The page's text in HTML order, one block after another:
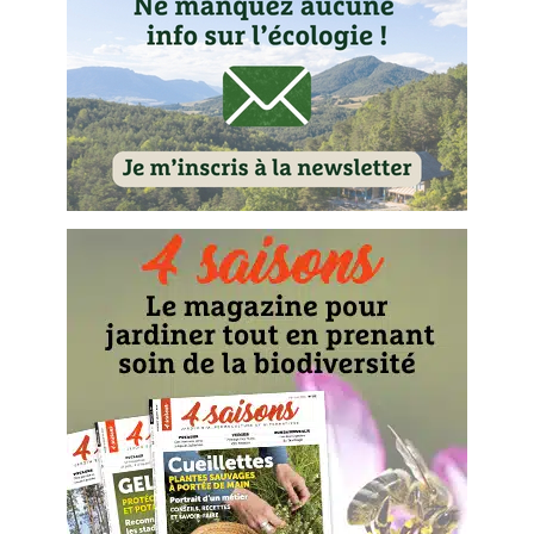
Carnets de saison
Dossier4 saisons
Actualités
Vidéos et podcasts
Conseils vidéo des4 saisons
Secrets d’abonné
Tous au jardin ! avec Pascal
La vie secrète du jardin